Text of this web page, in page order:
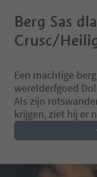
Berg Sas dla
Crusc/
Een machtige
werelderfgoed
Als zijn
krijgen, ziet hij er